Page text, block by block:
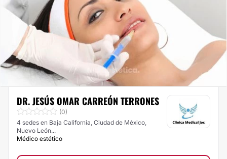
DR. JESÚS OMAR CARREÓN TERRONES
(0)
4 sedes en Baja California, Ciudad de México,
Nuevo León...
Médico estético